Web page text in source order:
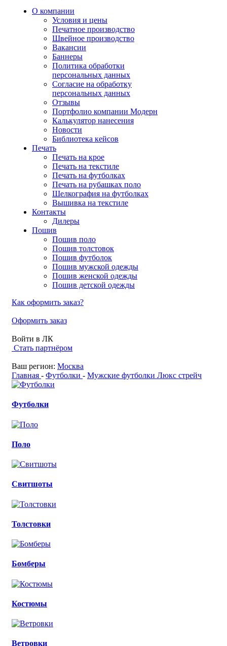
О компании
Условия и цены
Печатное производство
Швейное производство
Вакансии
Баннеры
Политика обработки
персональных данных
Согласие на обработку
персональных данных
Отзывы
Портфолио компании Модерн
Калькулятор нанесения
Новости
Библиотека кейсов
Печать
Печать на крое
Печать на текстиле
Печать на футболках
Печать на рубашках поло
Шелкография на футболках
Вышивка на текстиле
Контакты
Дилеры
Пошив
Пошив поло
Пошив толстовок
Пошив футболок
Пошив мужской одежды
Пошив женской одежды
Пошив детской одежды
Как оформить заказ?
Оформить заказ
Войти в ЛК
Стать партнёром
Ваш регион: Москва
Главная - Футболки - Мужские футболки Люкс стрейч
Футболки
Поло
Свитшоты
Толстовки
Бомберы
Костюмы
Ветровки